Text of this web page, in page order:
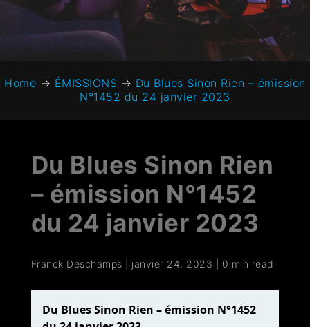
Home → ÉMISSIONS → Du Blues Sinon Rien – émission
N°1452 du 24 janvier 2023
Du Blues Sinon Rien
– émission N°1452
du 24 janvier 2023
Franck Deschamps janvier 24, 2023 0 min read